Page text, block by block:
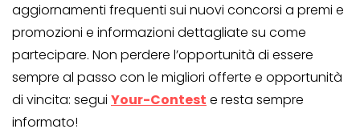
aggiornamenti frequenti sui nuovi concorsi a premi e
promozioni e informazioni dettagliate su come
partecipare. Non perdere l’opportunità di essere
sempre al passo con le migliori offerte e opportunità
di vincita: segui Your-Contest e resta sempre
informato!